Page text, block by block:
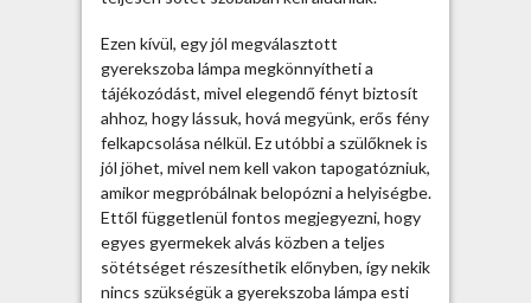
Ezen kívül, egy jól megválasztott
gyerekszoba lámpa megkönnyítheti a
tájékozódást, mivel elegendő fényt biztosít
ahhoz, hogy lássuk, hová megyünk, erős fény
felkapcsolása nélkül. Ez utóbbi a szülőknek is
jól jöhet, mivel nem kell vakon tapogatózniuk,
amikor megpróbálnak belopózni a helyiségbe.
Ettől függetlenül fontos megjegyezni, hogy
egyes gyermekek alvás közben a teljes
sötétséget részesíthetik előnyben, így nekik
nincs szükségük a gyerekszoba lámpa esti